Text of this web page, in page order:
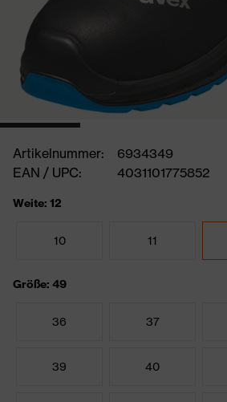
Artikelnummer:
6934349
EAN / UPC:
4031101775852
Weite: 12
10 11
Größe: 49
36 37
39 40